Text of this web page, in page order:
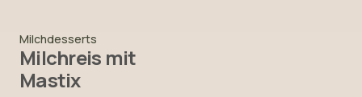
Milchdesserts
Milchreis mit
Mastix